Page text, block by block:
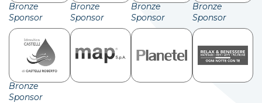
Bronze
Sponsor
Bronze
Sponsor
Bronze
Sponsor
Bronze
Sponsor
Bronze
Sponsor